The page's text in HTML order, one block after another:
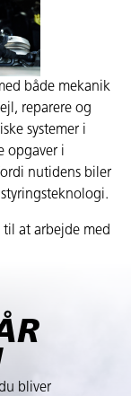
både mekanik
reparere og
systemer i
opgaver i
nutidens biler
styringsteknologi.
at arbejde med
bliver